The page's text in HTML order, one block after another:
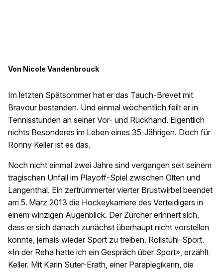
Von Nicole Vandenbrouck
Im letzten Spätsommer hat er das Tauch-Brevet mit
Bravour bestanden. Und einmal wöchentlich feilt er in
Tennisstunden an seiner Vor- und Rückhand. Eigentlich
nichts Besonderes im Leben eines 35-Jährigen. Doch für
Ronny Keller ist es das.
Noch nicht einmal zwei Jahre sind vergangen seit seinem
tragischen Unfall im Playoff-Spiel zwischen Olten und
Langenthal. Ein zertrümmerter vierter Brustwirbel beendet
am 5. März 2013 die Hockeykarriere des Verteidigers in
einem winzigen Augenblick. Der Zürcher erinnert sich,
dass er sich danach zunächst überhaupt nicht vorstellen
konnte, jemals wieder Sport zu treiben. Rollstuhl-Sport.
«In der Reha hatte ich ein Gespräch über Sport», erzählt
Keller. Mit Karin Suter-Erath, einer Paraplegikerin, die